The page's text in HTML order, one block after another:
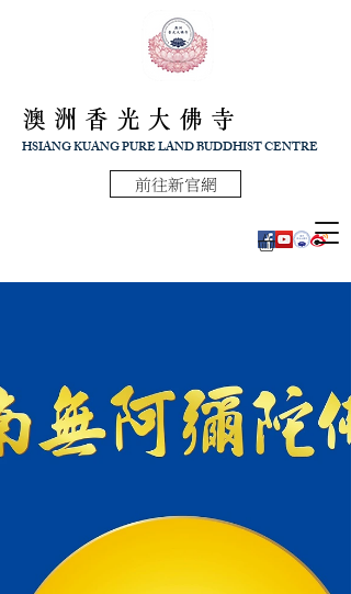
澳洲香光大佛寺
HSIANG KUANG PURE LAND BUDDHIST CENTRE
前往新官網